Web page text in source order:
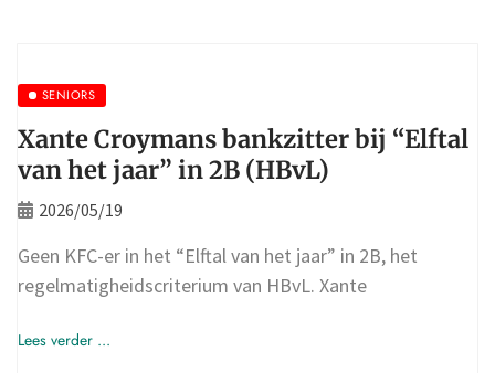
SENIORS
Xante Croymans bankzitter bij “Elftal
van het jaar” in 2B (HBvL)
2026/05/19
Geen KFC-er in het “Elftal van het jaar” in 2B, het
regelmatigheidscriterium van HBvL. Xante
Lees verder ...